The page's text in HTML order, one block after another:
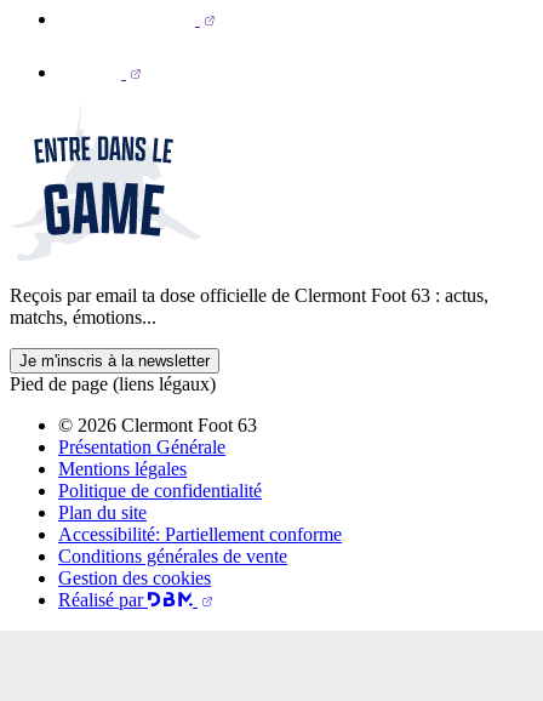
Reçois par email ta dose officielle de Clermont Foot 63 : actus,
matchs, émotions...
Je m'inscris à la newsletter
Pied de page (liens légaux)
© 2026 Clermont Foot 63
Présentation Générale
Mentions légales
Politique de confidentialité
Plan du site
Accessibilité: Partiellement conforme
Conditions générales de vente
Gestion des cookies
Réalisé par